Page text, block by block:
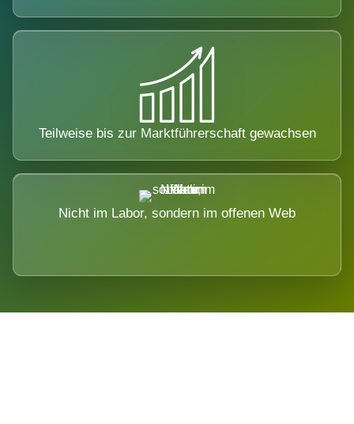
Teilweise bis zur Marktführerschaft gewachsen
Nicht im Labor, sondern im offenen Web